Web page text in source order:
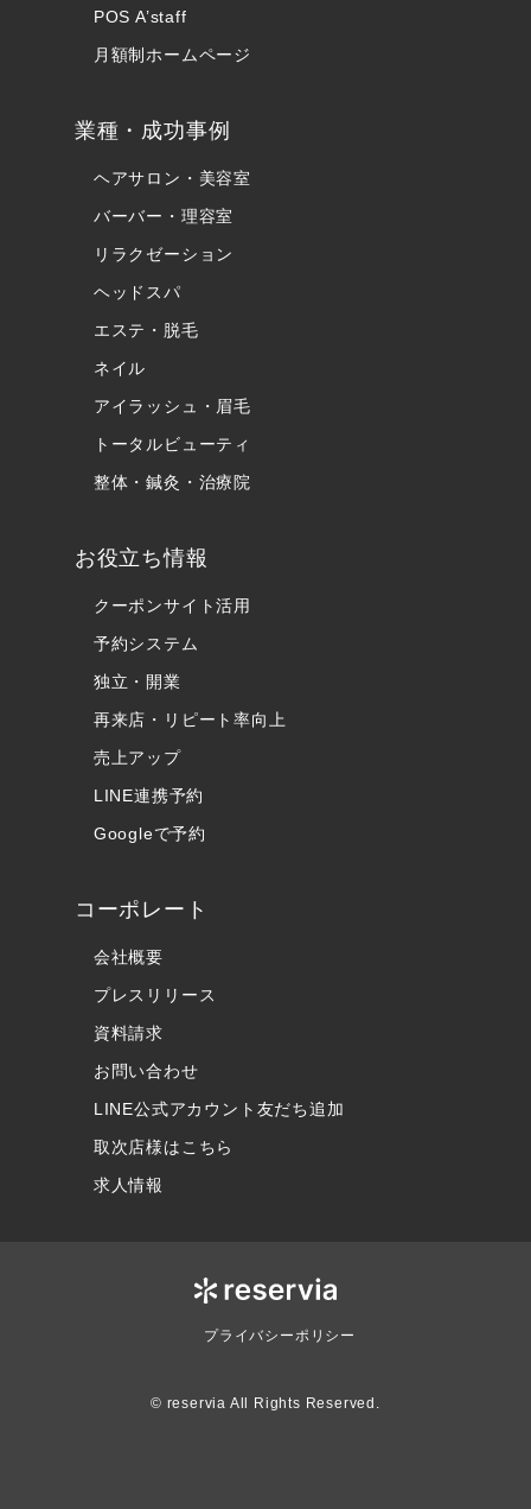
POS A’staff
月額制ホームページ
業種・成功事例
ヘアサロン・美容室
バーバー・理容室
リラクゼーション
ヘッドスパ
エステ・脱毛
ネイル
アイラッシュ・眉毛
トータルビューティ
整体・鍼灸・治療院
お役立ち情報
クーポンサイト活用
予約システム
独立・開業
再来店・リピート率向上
売上アップ
LINE連携予約
Googleで予約
コーポレート
会社概要
プレスリリース
資料請求
お問い合わせ
LINE公式アカウント友だち追加
取次店様はこちら
求人情報
プライバシーポリシー
© reservia All Rights Reserved.